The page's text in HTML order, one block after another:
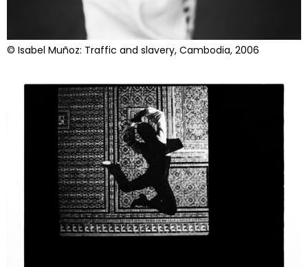
© Isabel Muñoz: Traffic and slavery, Cambodia, 2006